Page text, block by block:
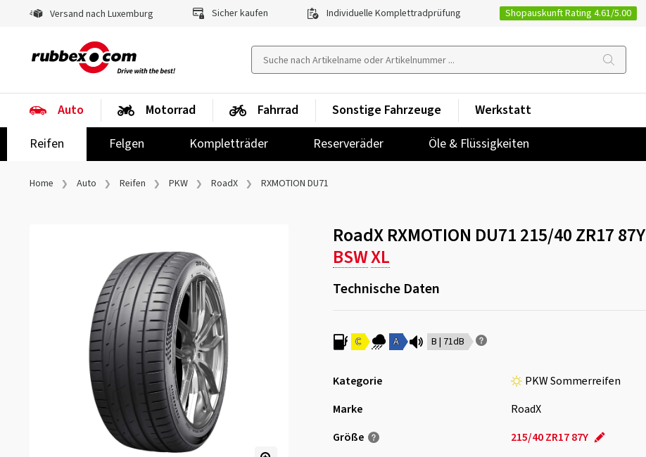
Versand nach Luxemburg Sicher kaufen Individuelle Komplettradprüfung Shopauskunft Rating 4.61/5.00
Auto
Reifen
Felgen Kompletträder Reserveräder Öle & Flüssigkeiten
Motorrad Fahrrad Sonstige Fahrzeuge Werkstatt
Home Auto Reifen PKW RoadX RXMOTION DU71
RoadX RXMOTION DU71 215/40 ZR17 87Y
BSWXL
Technische Daten
C A B | 71dB
Kategorie
PKW Sommerreifen
Marke
RoadX
Größe
215/40 ZR17 87Y